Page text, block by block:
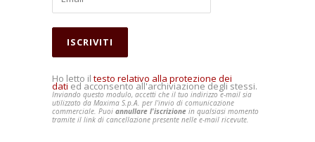
Ho letto il testo relativo alla protezione dei
datied acconsento all'archiviazione degli stessi.
Inviando questo modulo, accetti che il tuo indirizzo e-mail sia
utilizzato da Maxima S.p.A. per l'invio di comunicazione
commerciale. Puoi annullare l'iscrizione in qualsiasi momento
tramite il link di cancellazione presente nelle e-mail ricevute.